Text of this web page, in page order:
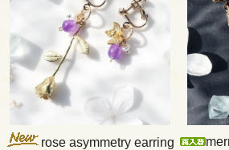
rose asymmetry earring